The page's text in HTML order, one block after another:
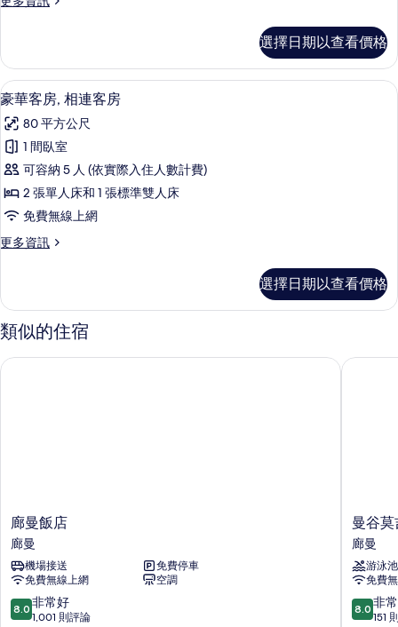
所
相
片
雙
人
房
詳
情
選擇日期以查看價格
顯
示
豪
華
客
房,
相
連
房
的
所
有
豪華客房, 相連客房 | 高級寢具、書桌
7
豪華客房, 相連客房
80 平方公尺
1 間臥室
可容納 5 人 (依實際入住人數計費)
2 張單人床和 1 張標準雙人床
免費無線上網
更多資訊
更
客
房,
相
客
選擇日期以查看價格
類似的住宿
廊
曼
飯
店
廊
曼
廊曼飯店
廊曼
機場接送
免費停車
免費無線上網
空調
8.0
分，
8.0 非常好
1,001 則評論
廊曼飯店
曼
谷
莫
吉
廊
曼
機
曼谷
廊曼
游泳池
免費
8.0
分，
8.0 非
151
曼谷莫